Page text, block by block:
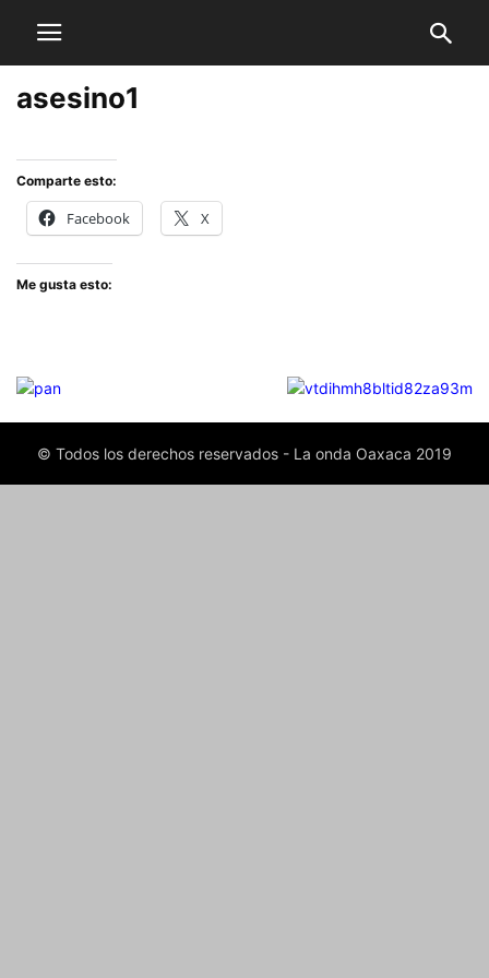
asesino1
Comparte esto:
Facebook X
Me gusta esto:
© Todos los derechos reservados - La onda Oaxaca 2019